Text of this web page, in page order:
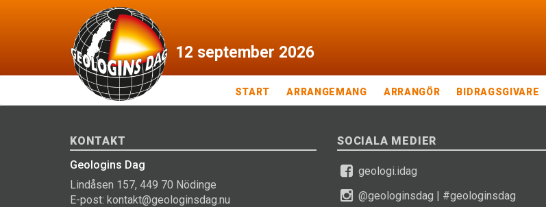
12 september 2026
START ARRANGEMANG ARRANGÖR BIDRAGSGIVARE
KONTAKT
Geologins Dag
Lindåsen 157, 449 70 Nödinge
E-post: kontakt@geologinsdag.nu
SOCIALA MEDIER
geologi.idag
@geologinsdag | #geologinsdag